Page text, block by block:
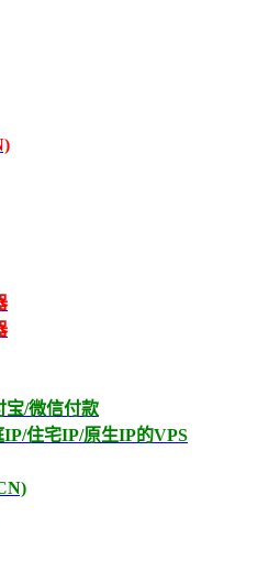
宝/微信付款
IP/住宅IP/原生IP的VPS